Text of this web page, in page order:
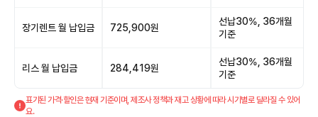
장기렌트 월 납입금 725,900원
선납30%, 36개월
기준
리스 월 납입금 284,419원
선납30%, 36개월
기준
표기된 가격·할인은 현재 기준이며, 제조사 정책과 재고 상황에 따라 시기별로 달라질 수 있어
요.